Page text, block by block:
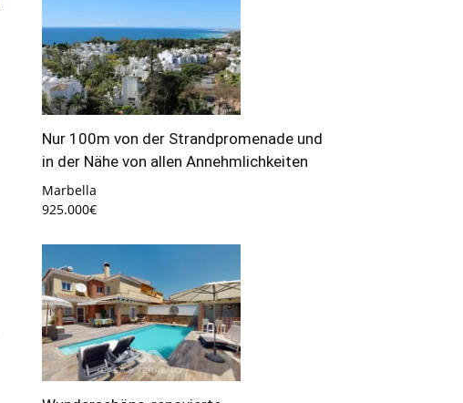
Nur 100m von der Strandpromenade und
in der Nähe von allen Annehmlichkeiten
Marbella
925.000€